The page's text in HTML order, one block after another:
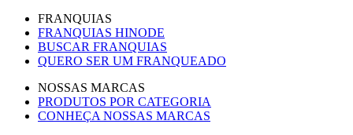
FRANQUIAS
FRANQUIAS HINODE
BUSCAR FRANQUIAS
QUERO SER UM FRANQUEADO
NOSSAS MARCAS
PRODUTOS POR CATEGORIA
CONHEÇA NOSSAS MARCAS